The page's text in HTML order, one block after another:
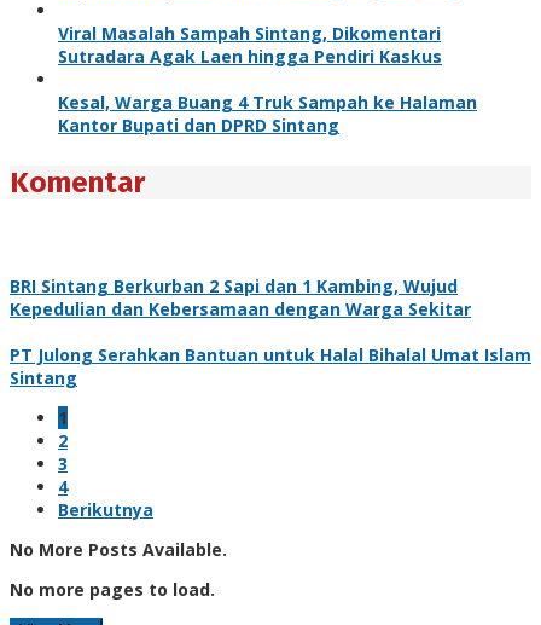
Viral Masalah Sampah Sintang, Dikomentari
Sutradara Agak Laen hingga Pendiri Kaskus
Kesal, Warga Buang 4 Truk Sampah ke Halaman
Kantor Bupati dan DPRD Sintang
Komentar
BRI Sintang Berkurban 2 Sapi dan 1 Kambing, Wujud
Kepedulian dan Kebersamaan dengan Warga Sekitar
PT Julong Serahkan Bantuan untuk Halal Bihalal Umat Islam
Sintang
1
2
3
4
Berikutnya
No More Posts Available.
No more pages to load.